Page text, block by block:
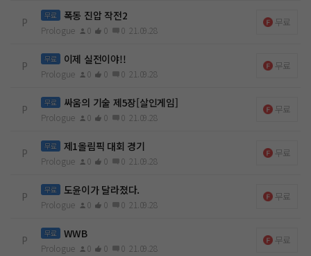
P
무료 폭동 진압 작전2
Prologue 0 0 0 21.09.28
무료
P
무료 이제 실전이야!!
Prologue 0 0 0 21.09.28
무료
P
무료 싸움의 기술 제5장[살인게임]
Prologue 0 0 0 21.09.28
무료
P
무료 제1올림픽 대회 경기
Prologue 0 0 0 21.09.28
무료
P
무료 도윤이가 달라졌다.
Prologue 0 0 0 21.09.28
무료
P
무료 WWB
Prologue 0 0 0 21.09.28
무료